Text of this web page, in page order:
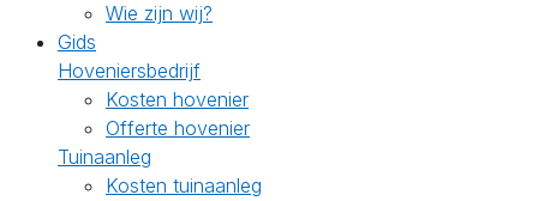
Wie zijn wij?
Gids
Hoveniersbedrijf
Kosten hovenier
Offerte hovenier
Tuinaanleg
Kosten tuinaanleg